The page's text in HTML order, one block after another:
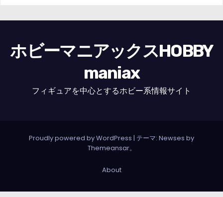
ホビーマニアックスHOBBY
maniax
フィギュアを中心とするホビー系情報サイト
Proudly powered by WordPress | テーマ: Newses by
Themeansar。
About